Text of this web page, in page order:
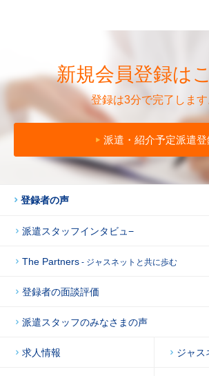
新規会員登録は
登録は3分で完了します
派遣・紹介予定派遣登
登録者の声
派遣スタッフインタビュ−
The Partners - ジャスネットと共に歩む
登録者の面談評価
派遣スタッフのみなさまの声
求人情報 ジャス